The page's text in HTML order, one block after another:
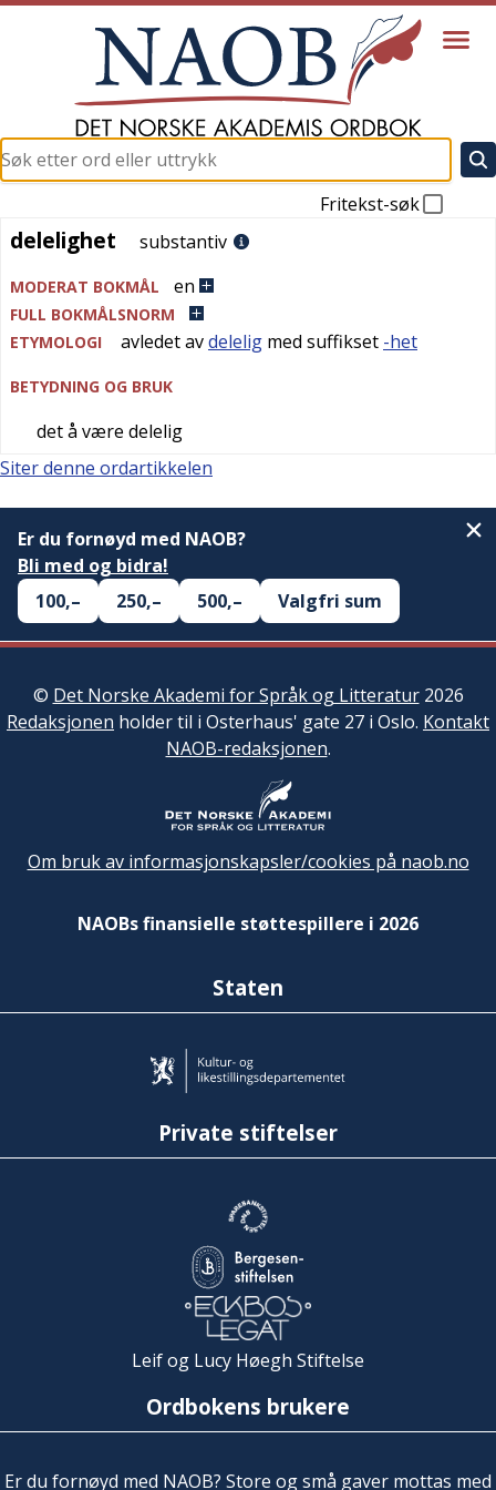
Fritekst-søk
delelighet
delelighet substantiv
MODERAT BOKMÅL en
FULL BOKMÅLSNORM
ETYMOLOGI
avledet avdelelig med suffikset -het
BETYDNING OG BRUK
det å være delelig
Siter denne ordartikkelen
Er du fornøyd med NAOB?
Bli med og bidra!
100,–
250,– 500,– Valgfri sum
© Det Norske Akademi for Språk og Litteratur2026
Redaksjonen holder til i Osterhaus' gate 27 i Oslo. Kontakt
NAOB-redaksjonen.
Om bruk av informasjonskapsler/cookies på naob.no
NAOBs finansielle støttespillere i 2026
Staten
Private stiftelser
Leif og Lucy Høegh Stiftelse
Ordbokens brukere
Er du fornøyd med NAOB? Store og små gaver mottas med